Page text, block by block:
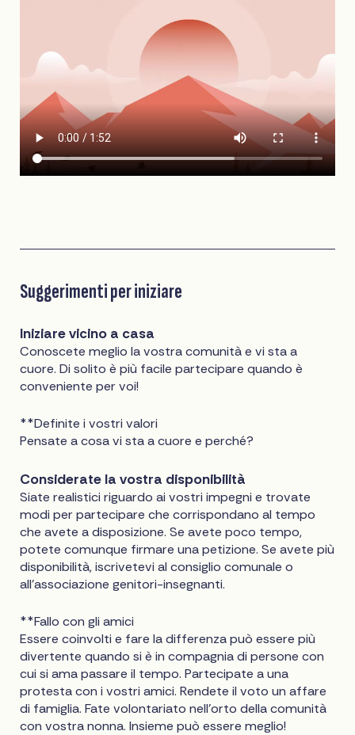
Suggerimenti per iniziare
Iniziare vicino a casa
Conoscete meglio la vostra comunità e vi sta a
cuore. Di solito è più facile partecipare quando è
conveniente per voi!
**Definite i vostri valori
Pensate a cosa vi sta a cuore e perché?
Considerate la vostra disponibilità
Siate realistici riguardo ai vostri impegni e trovate
modi per partecipare che corrispondano al tempo
che avete a disposizione. Se avete poco tempo,
potete comunque firmare una petizione. Se avete più
disponibilità, iscrivetevi al consiglio comunale o
all'associazione genitori-insegnanti.
**Fallo con gli amici
Essere coinvolti e fare la differenza può essere più
divertente quando si è in compagnia di persone con
cui si ama passare il tempo. Partecipate a una
protesta con i vostri amici. Rendete il voto un affare
di famiglia. Fate volontariato nell'orto della comunità
con vostra nonna. Insieme può essere meglio!